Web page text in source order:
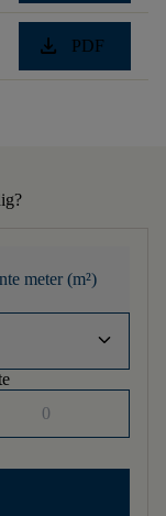
download PDF
meter (m²)
keyboard_arrow_down